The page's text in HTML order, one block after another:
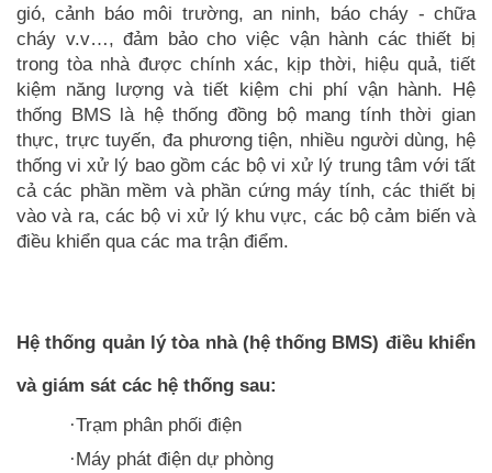
gió, cảnh báo môi trường, an ninh, báo cháy - chữa
cháy v.v…, đảm bảo cho việc vận hành các thiết bị
trong tòa nhà được chính xác, kịp thời, hiệu quả, tiết
kiệm năng lượng và tiết kiệm chi phí vận hành. Hệ
thống BMS là hệ thống đồng bộ mang tính thời gian
thực, trực tuyến, đa phương tiện, nhiều người dùng, hệ
thống vi xử lý bao gồm các bộ vi xử lý trung tâm với tất
cả các phần mềm và phần cứng máy tính, các thiết bị
vào và ra, các bộ vi xử lý khu vực, các bộ cảm biến và
điều khiển qua các ma trận điểm.
Hệ thống quản lý tòa nhà (hệ thống BMS) điều khiển
và giám sát các hệ thống sau:
·Trạm phân phối điện
·Máy phát điện dự phòng